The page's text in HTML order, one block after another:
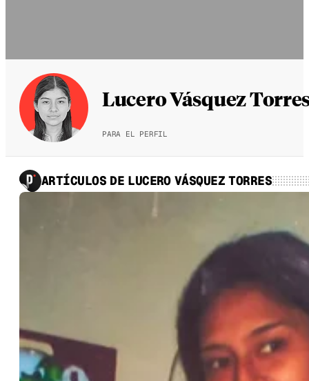
Lucero Vásquez
PARA EL PERFIL
ARTÍCULOS DE LUCERO VÁSQUEZ TORRES